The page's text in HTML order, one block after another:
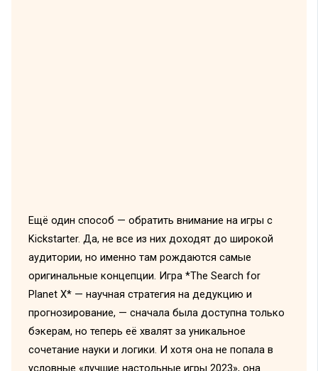
Ещё один способ — обратить внимание на игры с
Kickstarter. Да, не все из них доходят до широкой
аудитории, но именно там рождаются самые
оригинальные концепции. Игра *The Search for
Planet X* — научная стратегия на дедукцию и
прогнозирование, — сначала была доступна только
бэкерам, но теперь её хвалят за уникальное
сочетание науки и логики. И хотя она не попала в
условные «лучшие настольные игры 2023», она